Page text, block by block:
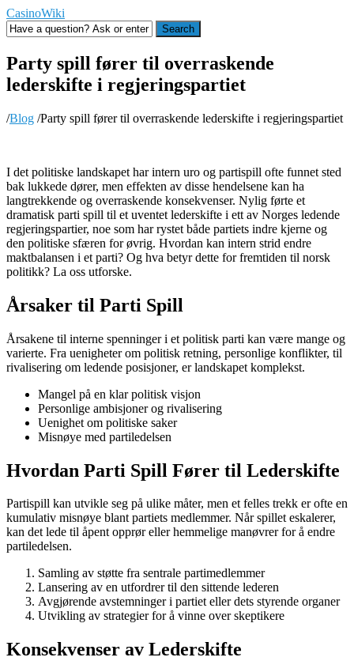
CasinoWiki
Search
Party spill fører til overraskende
lederskifte i regjeringspartiet
/Blog /Party spill fører til overraskende lederskifte i regjeringspartiet
I det politiske landskapet har intern uro og partispill ofte funnet sted
bak lukkede dører, men effekten av disse hendelsene kan ha
langtrekkende og overraskende konsekvenser. Nylig førte et
dramatisk parti spill til et uventet lederskifte i ett av Norges ledende
regjeringspartier, noe som har rystet både partiets indre kjerne og
den politiske sfæren for øvrig. Hvordan kan intern strid endre
maktbalansen i et parti? Og hva betyr dette for fremtiden til norsk
politikk? La oss utforske.
Årsaker til Parti Spill
Årsakene til interne spenninger i et politisk parti kan være mange og
varierte. Fra uenigheter om politisk retning, personlige konflikter, til
rivalisering om ledende posisjoner, er landskapet komplekst.
Mangel på en klar politisk visjon
Personlige ambisjoner og rivalisering
Uenighet om politiske saker
Misnøye med partiledelsen
Hvordan Parti Spill Fører til Lederskifte
Partispill kan utvikle seg på ulike måter, men et felles trekk er ofte en
kumulativ misnøye blant partiets medlemmer. Når spillet eskalerer,
kan det lede til åpent opprør eller hemmelige manøvrer for å endre
partiledelsen.
Samling av støtte fra sentrale partimedlemmer
Lansering av en utfordrer til den sittende lederen
Avgjørende avstemninger i partiet eller dets styrende organer
Utvikling av strategier for å vinne over skeptikere
Konsekvenser av Lederskifte